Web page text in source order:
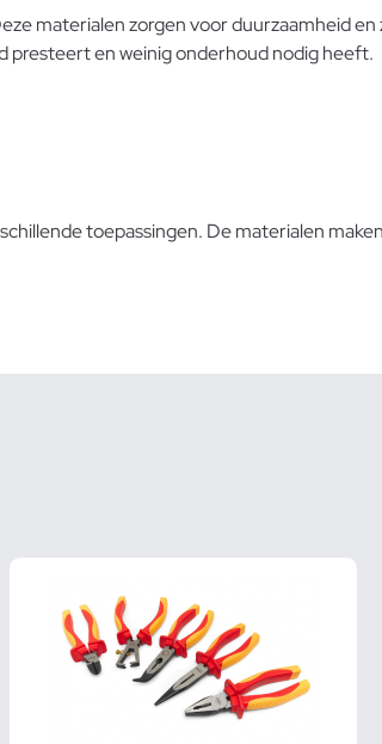
materialen zorgen voor duurzaamheid
presteert en weinig onderhoud nodig heeft.
toepassingen. De materialen